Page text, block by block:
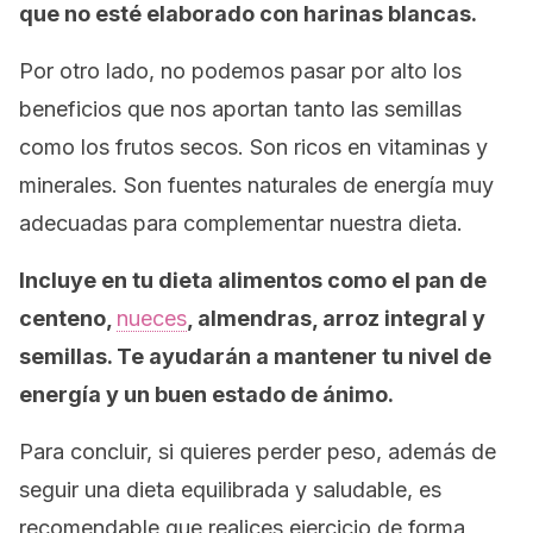
que no esté elaborado con harinas blancas.
Por otro lado, no podemos pasar por alto los
beneficios que nos aportan tanto las semillas
como los frutos secos. Son ricos en vitaminas y
minerales. Son fuentes naturales de energía muy
adecuadas para complementar nuestra dieta.
Incluye en tu dieta alimentos como el pan de
centeno, nueces , almendras, arroz integral y
semillas. Te ayudarán a mantener tu nivel de
energía y un buen estado de ánimo.
Para concluir, si quieres perder peso, además de
seguir una dieta equilibrada y saludable, es
recomendable que realices ejercicio de forma